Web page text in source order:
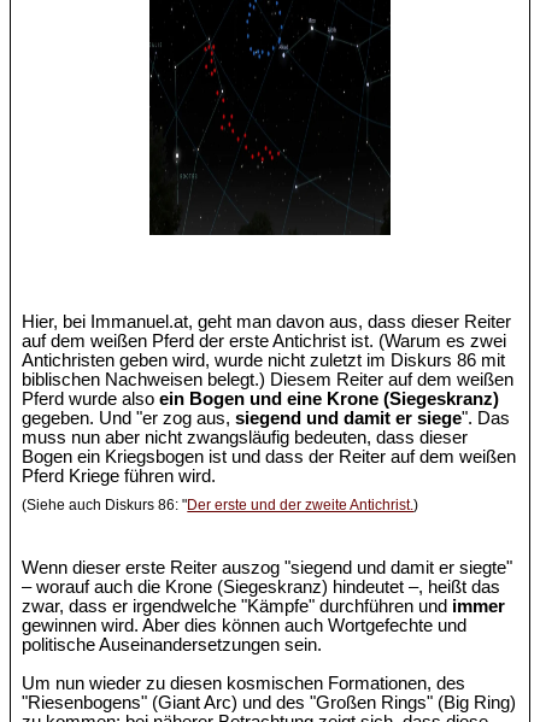
Hier, bei Immanuel.at, geht man davon aus, dass dieser Reiter
auf dem weißen Pferd der erste Antichrist ist. (Warum es zwei
Antichristen geben wird, wurde nicht zuletzt im Diskurs 86 mit
biblischen Nachweisen belegt.) Diesem Reiter auf dem weißen
Pferd wurde alsoein Bogen und eine Krone (Siegeskranz)
gegeben. Und "er zog aus,siegend und damit er siege". Das
muss nun aber nicht zwangsläufig bedeuten, dass dieser
Bogen ein Kriegsbogen ist und dass der Reiter auf dem weißen
Pferd Kriege führen wird.
(Siehe auch Diskurs 86: "Der erste und der zweite Antichrist.)
Wenn dieser erste Reiter auszog "siegend und damit er siegte"
– worauf auch die Krone (Siegeskranz) hindeutet –, heißt das
zwar, dass er irgendwelche "Kämpfe" durchführen und immer
gewinnen wird. Aber dies können auch Wortgefechte und
politische Auseinandersetzungen sein.
Um nun wieder zu diesen kosmischen Formationen, des
"Riesenbogens" (Giant Arc) und des "Großen Rings" (Big Ring)